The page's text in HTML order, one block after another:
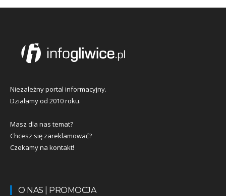
Niezależny portal informacyjny.
Działamy od 2010 roku.
Masz dla nas temat?
Chcesz się zareklamować?
Czekamy na kontakt!
O NAS | PROMOCJA